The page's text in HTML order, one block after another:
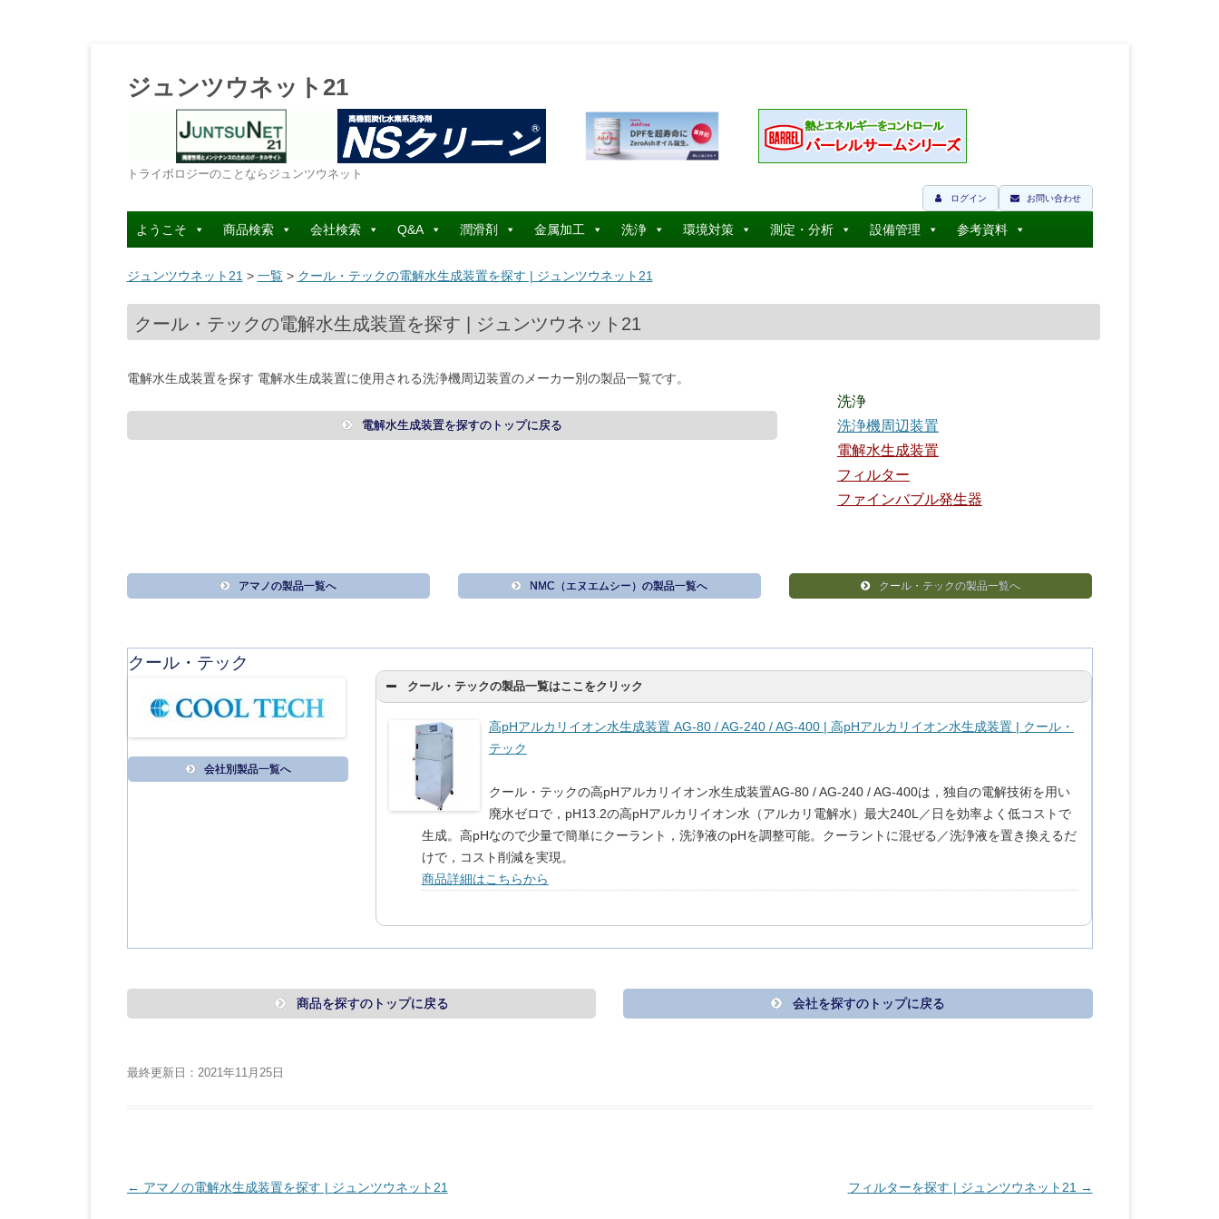
ジュンツウネット21
トライボロジーのことならジュンツウネット
お問い合わせ
ログイン
コ
ン
テ
ン
へ
キ
プ
ようこそ 商品検索 会社検索 Q&A 潤滑剤 金属加工 洗浄 環境対策 測定・分析 設備管理 参考資料
ジュンツウネット21 > 一覧> クール・テックの電解水生成装置を探す | ジュンツウネット21
クール・テックの電解水生成装置を探す | ジュンツウネット21
電解水生成装置を探す 電解水生成装置に使用される洗浄機周辺装置のメーカー別の製品一覧です。
電解水生成装置を探すのトップに戻る
洗浄
洗浄機周辺装置
電解水生成装置
フィルター
ファインバブル発生器
アマノの製品一覧へ NMC（エヌエムシー）の製品一覧へ クール・テックの製品一覧へ
クール・テック
会社別製品一覧へ
クール・テックの製品一覧はここをクリック
高pHアルカリイオン水生成装置 AG-80 / AG-240 / AG-400 | 高pHアルカリイオン水生成装置 | クール・
テック
クール・テックの高pHアルカリイオン水生成装置AG-80 / AG-240 / AG-400は，独自の電解技術を用い
廃水ゼロで，pH13.2の高pHアルカリイオン水（アルカリ電解水）最大240L／日を効率よく低コストで
生成。高pHなので少量で簡単にクーラント，洗浄液のpHを調整可能。クーラントに混ぜる／洗浄液を置き換えるだ
けで，コスト削減を実現。
商品詳細はこちらから
商品を探すのトップに戻る 会社を探すのトップに戻る
最終更新日：2021年11月25日
投
← アマノの電解水生成装置を探す | ジュンツウネット21 フィルターを探す | ジュンツウネット21 →